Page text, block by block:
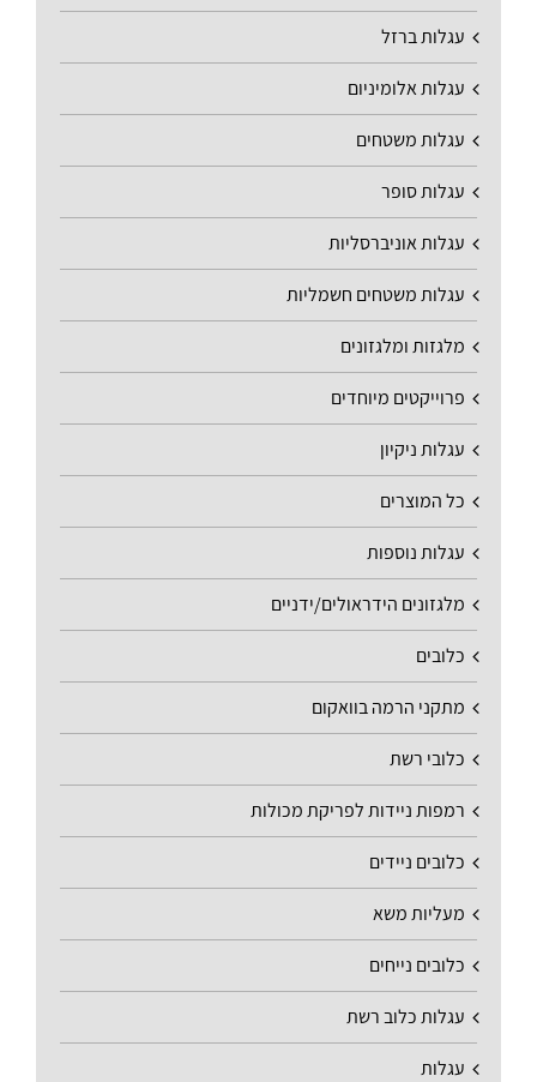
עגלות ברזל
עגלות אלומיניום
עגלות משטחים
עגלות סופר
עגלות אוניברסליות
עגלות משטחים חשמליות
מלגזות ומלגזונים
פרוייקטים מיוחדים
עגלות ניקיון
כל המוצרים
עגלות נוספות
מלגזונים הידראולים/ידניים
כלובים
מתקני הרמה בוואקום
כלובי רשת
רמפות ניידות לפריקת מכולות
כלובים ניידים
מעליות משא
כלובים נייחים
עגלות כלוב רשת
עגלות